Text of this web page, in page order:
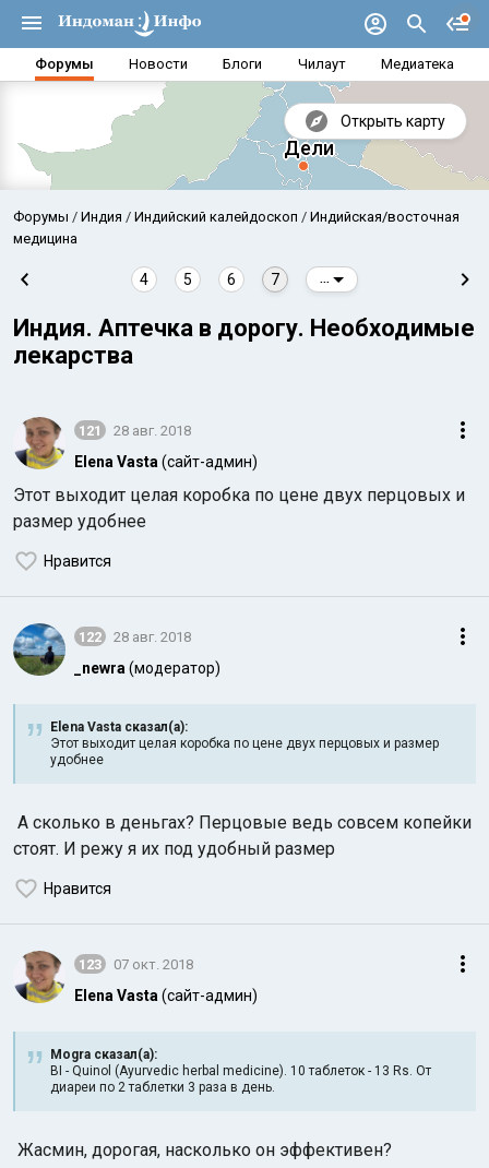
Форумы Новости Блоги Чилаут Медиатека
Открыть карту
Аравийское море
Форумы Индия Индийский калейдоскоп
Индийская/восточная
медицина
4 5 6 7
Индия. Аптечка в дорогу. Необходимые
лекарства
121 28 авг. 2018
Elena Vasta (сайт-админ)
Этот выходит целая коробка по цене двух перцовых и
размер удобнее
Нравится
122 28 авг. 2018
_newra (модератор)
Elena Vasta сказал(а):
Этот выходит целая коробка по цене двух перцовых и размер
удобнее
А сколько в деньгах? Перцовые ведь совсем копейки
стоят. И режу я их под удобный размер
Нравится
123 07 окт. 2018
Elena Vasta (сайт-админ)
Mogra сказал(а):
BI - Quinol (Ayurvedic herbal medicine). 10 таблеток - 13 Rs. От
диареи по 2 таблетки 3 раза в день.
Жасмин, дорогая, насколько он эффективен?